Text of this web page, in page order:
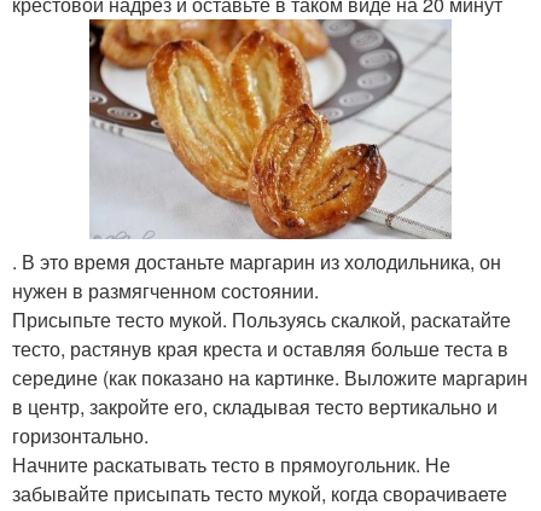
. В это время достаньте маргарин из холодильника, он
нужен в размягченном состоянии.
Присыпьте тесто мукой. Пользуясь скалкой, раскатайте
тесто, растянув края креста и оставляя больше теста в
середине (как показано на картинке. Выложите маргарин
в центр, закройте его, складывая тесто вертикально и
горизонтально.
Начните раскатывать тесто в прямоугольник. Не
забывайте присыпать тесто мукой, когда сворачиваете